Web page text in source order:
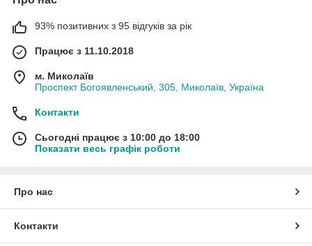
93% позитивних з 95 відгуків за рік
Працює з 11.10.2018
м. Миколаїв
Проспект Богоявленський, 305, Миколаїв, Україна
Контакти
Сьогодні працює з 10:00 до 18:00
Показати весь графік роботи
Про нас
Контакти